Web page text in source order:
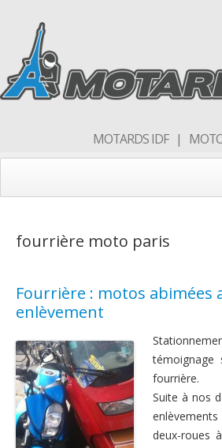
MOTARDS IDF | MOTO
Forum
Qui sommes nous
Rejoins nous
Nous contacter
fourrière moto paris
Fourrière : motos abimées
enlèvement
témoignage
fourrière.
Suite à nos
deux-roues